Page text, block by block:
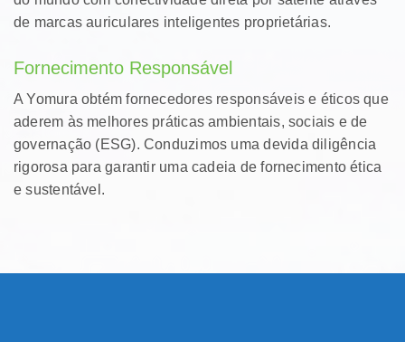
de marcas auriculares inteligentes proprietárias.
Fornecimento Responsável
A Yomura obtém fornecedores responsáveis ​​​​e éticos que
aderem às melhores práticas ambientais, sociais e de
governação (ESG). Conduzimos uma devida diligência
rigorosa para garantir uma cadeia de fornecimento ética
e sustentável.